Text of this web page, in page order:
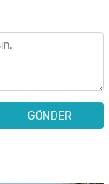
GÖNDER